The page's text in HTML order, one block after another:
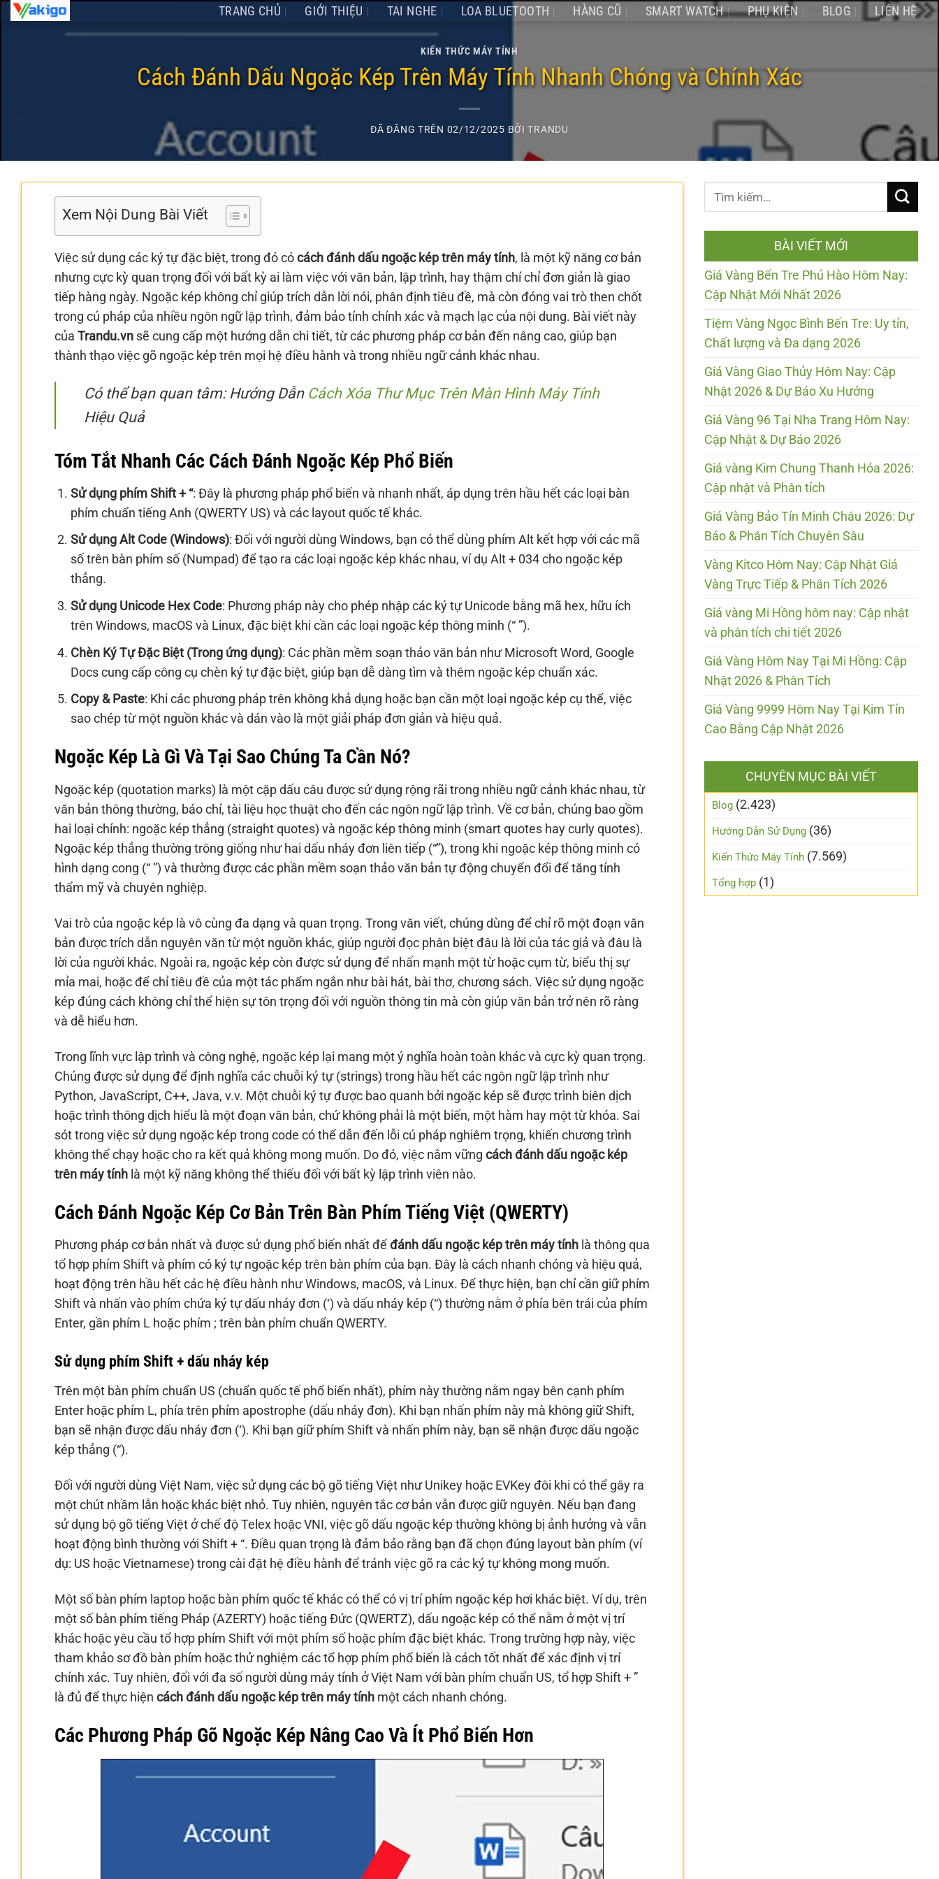
Chuyển
TRANG CHỦ GIỚI THIỆU TAI NGHE LOA BLUETOOTH HÀNG CŨ SMART WATCH PHỤ KIỆN BLOG LIÊN HỆ
KIẾN THỨC MÁY TÍNH
Cách Đánh Dấu Ngoặc Kép Trên Máy Tính Nhanh Chóng và Chính Xác
ĐÃ ĐĂNG TRÊN 02/12/2025 BỞITRANDU
Xem Nội Dung Bài Viết
Việc sử dụng các ký tự đặc biệt, trong đó có cách đánh dấu ngoặc kép trên máy tính, là một kỹ năng cơ bản
nhưng cực kỳ quan trọng đối với bất kỳ ai làm việc với văn bản, lập trình, hay thậm chí chỉ đơn giản là giao
tiếp hàng ngày. Ngoặc kép không chỉ giúp trích dẫn lời nói, phân định tiêu đề, mà còn đóng vai trò then chốt
trong cú pháp của nhiều ngôn ngữ lập trình, đảm bảo tính chính xác và mạch lạc của nội dung. Bài viết này
của Trandu.vnsẽ cung cấp một hướng dẫn chi tiết, từ các phương pháp cơ bản đến nâng cao, giúp bạn
thành thạo việc gõ ngoặc kép trên mọi hệ điều hành và trong nhiều ngữ cảnh khác nhau.
Có thể bạn quan tâm: Hướng Dẫn Cách Xóa Thư Mục Trên Màn Hình Máy Tính
Hiệu Quả
Tóm Tắt Nhanh Các Cách Đánh Ngoặc Kép Phổ Biến
Sử dụng phím Shift + “: Đây là phương pháp phổ biến và nhanh nhất, áp dụng trên hầu hết các loại bàn
phím chuẩn tiếng Anh (QWERTY US) và các layout quốc tế khác.
Sử dụng Alt Code (Windows): Đối với người dùng Windows, bạn có thể dùng phím Alt kết hợp với các mã
số trên bàn phím số (Numpad) để tạo ra các loại ngoặc kép khác nhau, ví dụ Alt + 034 cho ngoặc kép
thẳng.
Sử dụng Unicode Hex Code: Phương pháp này cho phép nhập các ký tự Unicode bằng mã hex, hữu ích
trên Windows, macOS và Linux, đặc biệt khi cần các loại ngoặc kép thông minh (“ ”).
Chèn Ký Tự Đặc Biệt (Trong ứng dụng): Các phần mềm soạn thảo văn bản như Microsoft Word, Google
Docs cung cấp công cụ chèn ký tự đặc biệt, giúp bạn dễ dàng tìm và thêm ngoặc kép chuẩn xác.
Copy & Paste: Khi các phương pháp trên không khả dụng hoặc bạn cần một loại ngoặc kép cụ thể, việc
sao chép từ một nguồn khác và dán vào là một giải pháp đơn giản và hiệu quả.
Ngoặc Kép Là Gì Và Tại Sao Chúng Ta Cần Nó?
Ngoặc kép (quotation marks) là một cặp dấu câu được sử dụng rộng rãi trong nhiều ngữ cảnh khác nhau, từ
văn bản thông thường, báo chí, tài liệu học thuật cho đến các ngôn ngữ lập trình. Về cơ bản, chúng bao gồm
hai loại chính: ngoặc kép thẳng (straight quotes) và ngoặc kép thông minh (smart quotes hay curly quotes).
Ngoặc kép thẳng thường trông giống như hai dấu nháy đơn liên tiếp (“”), trong khi ngoặc kép thông minh có
hình dạng cong (“ ”) và thường được các phần mềm soạn thảo văn bản tự động chuyển đổi để tăng tính
thẩm mỹ và chuyên nghiệp.
Vai trò của ngoặc kép là vô cùng đa dạng và quan trọng. Trong văn viết, chúng dùng để chỉ rõ một đoạn văn
bản được trích dẫn nguyên văn từ một nguồn khác, giúp người đọc phân biệt đâu là lời của tác giả và đâu là
lời của người khác. Ngoài ra, ngoặc kép còn được sử dụng để nhấn mạnh một từ hoặc cụm từ, biểu thị sự
mỉa mai, hoặc để chỉ tiêu đề của một tác phẩm ngắn như bài hát, bài thơ, chương sách. Việc sử dụng ngoặc
kép đúng cách không chỉ thể hiện sự tôn trọng đối với nguồn thông tin mà còn giúp văn bản trở nên rõ ràng
và dễ hiểu hơn.
Trong lĩnh vực lập trình và công nghệ, ngoặc kép lại mang một ý nghĩa hoàn toàn khác và cực kỳ quan trọng.
Chúng được sử dụng để định nghĩa các chuỗi ký tự (strings) trong hầu hết các ngôn ngữ lập trình như
Python, JavaScript, C++, Java, v.v. Một chuỗi ký tự được bao quanh bởi ngoặc kép sẽ được trình biên dịch
hoặc trình thông dịch hiểu là một đoạn văn bản, chứ không phải là một biến, một hàm hay một từ khóa. Sai
sót trong việc sử dụng ngoặc kép trong code có thể dẫn đến lỗi cú pháp nghiêm trọng, khiến chương trình
không thể chạy hoặc cho ra kết quả không mong muốn. Do đó, việc nắm vững cách đánh dấu ngoặc kép
trên máy tínhlà một kỹ năng không thể thiếu đối với bất kỳ lập trình viên nào.
Cách Đánh Ngoặc Kép Cơ Bản Trên Bàn Phím Tiếng Việt (QWERTY)
Phương pháp cơ bản nhất và được sử dụng phổ biến nhất để đánh dấu ngoặc kép trên máy tínhlà thông qua
tổ hợp phím Shift và phím có ký tự ngoặc kép trên bàn phím của bạn. Đây là cách nhanh chóng và hiệu quả,
hoạt động trên hầu hết các hệ điều hành như Windows, macOS, và Linux. Để thực hiện, bạn chỉ cần giữ phím
Shift và nhấn vào phím chứa ký tự dấu nháy đơn (‘) và dấu nháy kép (“) thường nằm ở phía bên trái của phím
Enter, gần phím L hoặc phím ; trên bàn phím chuẩn QWERTY.
Sử dụng phím Shift + dấu nháy kép
Trên một bàn phím chuẩn US (chuẩn quốc tế phổ biến nhất), phím này thường nằm ngay bên cạnh phím
Enter hoặc phím L, phía trên phím apostrophe (dấu nháy đơn). Khi bạn nhấn phím này mà không giữ Shift,
bạn sẽ nhận được dấu nháy đơn (‘). Khi bạn giữ phím Shift và nhấn phím này, bạn sẽ nhận được dấu ngoặc
kép thẳng (“).
Đối với người dùng Việt Nam, việc sử dụng các bộ gõ tiếng Việt như Unikey hoặc EVKey đôi khi có thể gây ra
một chút nhầm lẫn hoặc khác biệt nhỏ. Tuy nhiên, nguyên tắc cơ bản vẫn được giữ nguyên. Nếu bạn đang
sử dụng bộ gõ tiếng Việt ở chế độ Telex hoặc VNI, việc gõ dấu ngoặc kép thường không bị ảnh hưởng và vẫn
hoạt động bình thường với Shift + “. Điều quan trọng là đảm bảo rằng bạn đã chọn đúng layout bàn phím (ví
dụ: US hoặc Vietnamese) trong cài đặt hệ điều hành để tránh việc gõ ra các ký tự không mong muốn.
Một số bàn phím laptop hoặc bàn phím quốc tế khác có thể có vị trí phím ngoặc kép hơi khác biệt. Ví dụ, trên
một số bàn phím tiếng Pháp (AZERTY) hoặc tiếng Đức (QWERTZ), dấu ngoặc kép có thể nằm ở một vị trí
khác hoặc yêu cầu tổ hợp phím Shift với một phím số hoặc phím đặc biệt khác. Trong trường hợp này, việc
tham khảo sơ đồ bàn phím hoặc thử nghiệm các tổ hợp phím phổ biến là cách tốt nhất để xác định vị trí
chính xác. Tuy nhiên, đối với đa số người dùng máy tính ở Việt Nam với bàn phím chuẩn US, tổ hợp Shift + ”
là đủ để thực hiện cách đánh dấu ngoặc kép trên máy tínhmột cách nhanh chóng.
Các Phương Pháp Gõ Ngoặc Kép Nâng Cao Và Ít Phổ Biến Hơn
BÀI VIẾT MỚI
Giá Vàng Bến Tre Phú Hào Hôm Nay:
Cập Nhật Mới Nhất 2026
Tiệm Vàng Ngọc Bình Bến Tre: Uy tín,
Chất lượng và Đa dạng 2026
Giá Vàng Giao Thủy Hôm Nay: Cập
Nhật 2026 & Dự Báo Xu Hướng
Giá Vàng 96 Tại Nha Trang Hôm Nay:
Cập Nhật & Dự Báo 2026
Giá vàng Kim Chung Thanh Hóa 2026:
Cập nhật và Phân tích
Giá Vàng Bảo Tín Minh Châu 2026: Dự
Báo & Phân Tích Chuyên Sâu
Vàng Kitco Hôm Nay: Cập Nhật Giá
Vàng Trực Tiếp & Phân Tích 2026
Giá vàng Mi Hồng hôm nay: Cập nhật
và phân tích chi tiết 2026
Giá Vàng Hôm Nay Tại Mi Hồng: Cập
Nhật 2026 & Phân Tích
Giá Vàng 9999 Hôm Nay Tại Kim Tín
Cao Bằng Cập Nhật 2026
CHUYÊN MỤC BÀI VIẾT
Blog (2.423)
Hướng Dẫn Sử Dụng (36)
Kiến Thức Máy Tính (7.569)
Tổng hợp (1)